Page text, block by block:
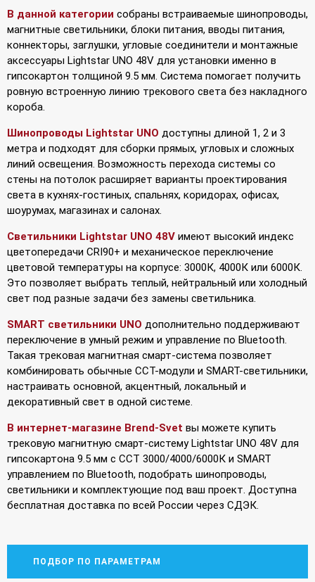
В данной категории собраны встраиваемые шинопроводы,
магнитные светильники, блоки питания, вводы питания,
коннекторы, заглушки, угловые соединители и монтажные
аксессуары Lightstar UNO 48V для установки именно в
гипсокартон толщиной 9.5 мм. Система помогает получить
ровную встроенную линию трекового света без накладного
короба.
Шинопроводы Lightstar UNO доступны длиной 1, 2 и 3
метра и подходят для сборки прямых, угловых и сложных
линий освещения. Возможность перехода системы со
стены на потолок расширяет варианты проектирования
света в кухнях-гостиных, спальнях, коридорах, офисах,
шоурумах, магазинах и салонах.
Светильники Lightstar UNO 48V имеют высокий индекс
цветопередачи CRI90+ и механическое переключение
цветовой температуры на корпусе: 3000К, 4000К или 6000К.
Это позволяет выбрать теплый, нейтральный или холодный
свет под разные задачи без замены светильника.
SMART светильники UNO дополнительно поддерживают
переключение в умный режим и управление по Bluetooth.
Такая трековая магнитная смарт-система позволяет
комбинировать обычные CCT-модули и SMART-светильники,
настраивать основной, акцентный, локальный и
декоративный свет в одной системе.
В интернет-магазине Brend-Svet вы можете купить
трековую магнитную смарт-систему Lightstar UNO 48V для
гипсокартона 9.5 мм с CCT 3000/4000/6000К и SMART
управлением по Bluetooth, подобрать шинопроводы,
светильники и комплектующие под ваш проект. Доступна
бесплатная доставка по всей России через СДЭК.
ПОДБОР ПО ПАРАМЕТРАМ